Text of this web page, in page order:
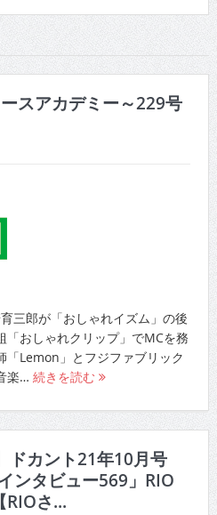
スアカデミー～229号
三郎が「おしゃれイズム」の後
「おしゃれクリップ」でMCを務
Lemon」とフジファブリック
楽… 続きを読む
ドカント21年10月号
ンタビュー569」RIO
RIOさ...